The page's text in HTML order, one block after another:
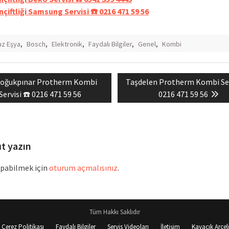
Samsung Servisi ☎️ 0216 471 59 56
Eşya, Bosch, Elektronik, Faydalı Bilgiler, Genel, Kombi
Protherm Kombi
☎️ 0216 471 59 56
Next
Taşdelen Protherm Kombi
0216 471 59 56
yazın
içinoturum açmalısınız.
Tüm Hakkı Saklıdır
Çerez Politikası Faydalı Bilgiler Servis Videoları İletişim Kavacık